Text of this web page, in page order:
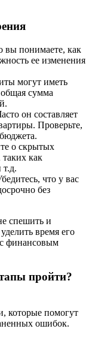
вы понимаете, как
ее изменения
могут иметь
сумма
он составляет
Проверьте,
о скрытых
как
т.д.
что у вас
без
спешить и
время его
финансовым
пройти?
которые помогут
ошибок.